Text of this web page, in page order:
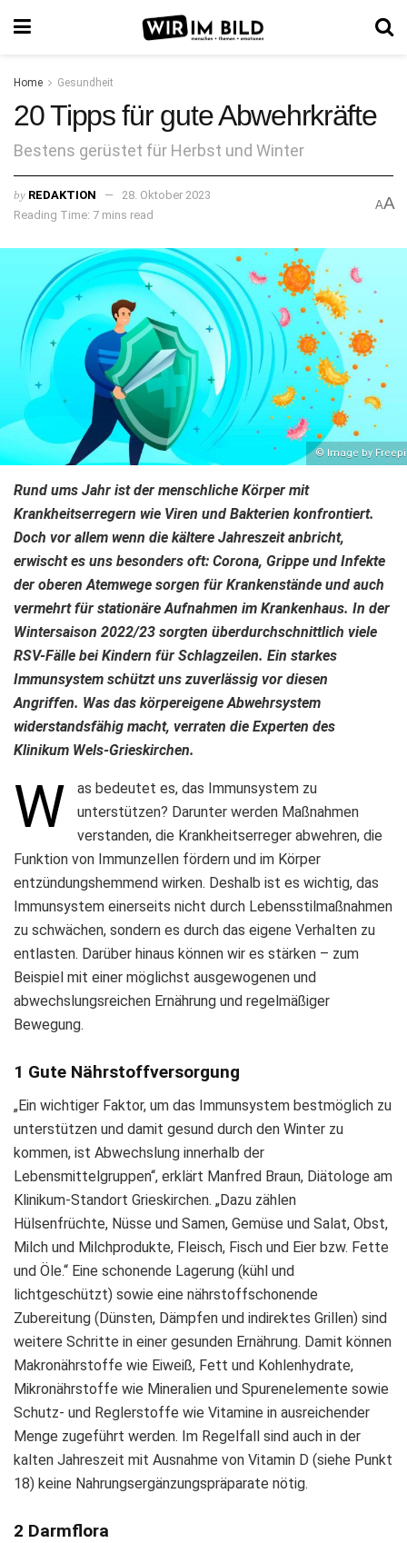
Home Gesundheit
20 Tipps für gute Abwehrkräfte
Bestens gerüstet für Herbst und Winter
by REDAKTION
28. Oktober 2023
Reading Time: 7 mins read
AA
© Image by
Rund ums Jahr ist der menschliche Körper mit
Krankheitserregern wie Viren und Bakterien konfrontiert.
Doch vor allem wenn die kältere Jahreszeit anbricht,
erwischt es uns besonders oft: Corona, Grippe und Infekte
der oberen Atemwege sorgen für Krankenstände und auch
vermehrt für stationäre Aufnahmen im Krankenhaus. In der
Wintersaison 2022/23 sorgten überdurchschnittlich viele
RSV-Fälle bei Kindern für Schlagzeilen. Ein starkes
Immunsystem schützt uns zuverlässig vor diesen
Angriffen. Was das körpereigene Abwehrsystem
widerstandsfähig macht, verraten die Experten des
Klinikum Wels-Grieskirchen.
W
as bedeutet es, das Immunsystem zu
unterstützen? Darunter werden Maßnahmen
verstanden, die Krankheitserreger abwehren, die
Funktion von Immunzellen fördern und im Körper
entzündungshemmend wirken. Deshalb ist es wichtig, das
Immunsystem einerseits nicht durch Lebensstilmaßnahmen
zu schwächen, sondern es durch das eigene Verhalten zu
entlasten. Darüber hinaus können wir es stärken – zum
Beispiel mit einer möglichst ausgewogenen und
abwechslungsreichen Ernährung und regelmäßiger
Bewegung.
1 Gute Nährstoffversorgung
„Ein wichtiger Faktor, um das Immunsystem bestmöglich zu
unterstützen und damit gesund durch den Winter zu
kommen, ist Abwechslung innerhalb der
Lebensmittelgruppen“, erklärt Manfred Braun, Diätologe am
Klinikum-Standort Grieskirchen. „Dazu zählen
Hülsenfrüchte, Nüsse und Samen, Gemüse und Salat, Obst,
Milch und Milchprodukte, Fleisch, Fisch und Eier bzw. Fette
und Öle.“ Eine schonende Lagerung (kühl und
lichtgeschützt) sowie eine nährstoffschonende
Zubereitung (Dünsten, Dämpfen und indirektes Grillen) sind
weitere Schritte in einer gesunden Ernährung. Damit können
Makronährstoffe wie Eiweiß, Fett und Kohlenhydrate,
Mikronährstoffe wie Mineralien und Spurenelemente sowie
Schutz- und Reglerstoffe wie Vitamine in ausreichender
Menge zugeführt werden. Im Regelfall sind auch in der
kalten Jahreszeit mit Ausnahme von Vitamin D (siehe Punkt
18) keine Nahrungsergänzungspräparate nötig.
2 Darmflora